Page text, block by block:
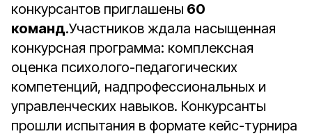
конкурсантов приглашены 60
команд.Участников ждала насыщенная
конкурсная программа: комплексная
оценка психолого-педагогических
компетенций, надпрофессиональных и
управленческих навыков. Конкурсанты
прошли испытания в формате кейс-турнира